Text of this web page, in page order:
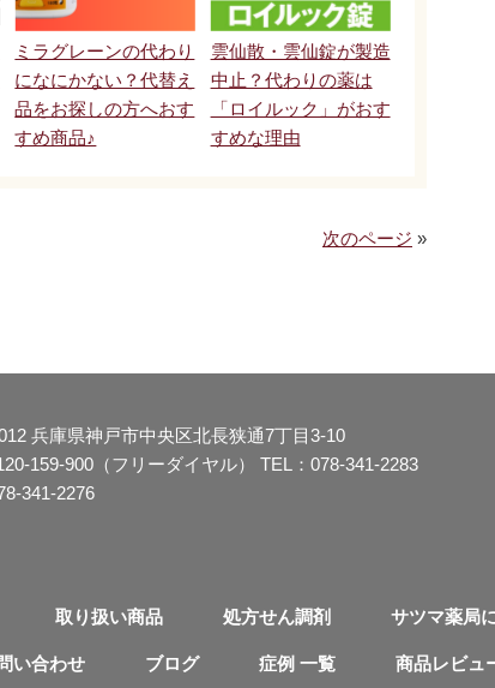
ミラグレーンの代わり
になにかない？代替え
品をお探しの方へおす
すめ商品♪
雲仙散・雲仙錠が製造
中止？代わりの薬は
「ロイルック」がおす
すめな理由
次のページ »
兵庫県神戸市中央区北長狭通7丁目3-10
159-900（フリーダイヤル） TEL： 078-341-2283
341-2276
取り扱い商品 処方せん調剤 サツマ薬局
い合わせ ブログ 症例 一覧 商品レビュ